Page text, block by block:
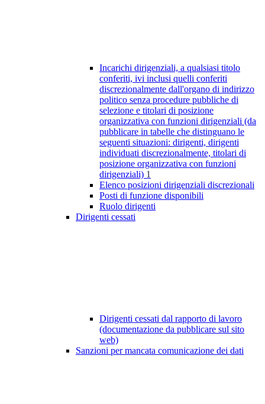
Incarichi dirigenziali, a qualsiasi titolo
conferiti, ivi inclusi quelli conferiti
discrezionalmente dall'organo di indirizzo
politico senza procedure pubbliche di
selezione e titolari di posizione
organizzativa con funzioni dirigenziali (da
pubblicare in tabelle che distinguano le
seguenti situazioni: dirigenti, dirigenti
individuati discrezionalmente, titolari di
posizione organizzativa con funzioni
dirigenziali) 1
Elenco posizioni dirigenziali discrezionali
Posti di funzione disponibili
Ruolo dirigenti
Dirigenti cessati
Dirigenti cessati dal rapporto di lavoro
(documentazione da pubblicare sul sito
web)
Sanzioni per mancata comunicazione dei dati